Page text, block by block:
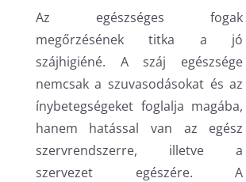
Az egészséges fogak
megőrzésének titka a jó
szájhigiéné. A száj egészsége
nemcsak a szuvasodásokat és az
ínybetegségeket foglalja magába,
hanem hatással van az egész
szervrendszerre, illetve a
szervezet egészére. A